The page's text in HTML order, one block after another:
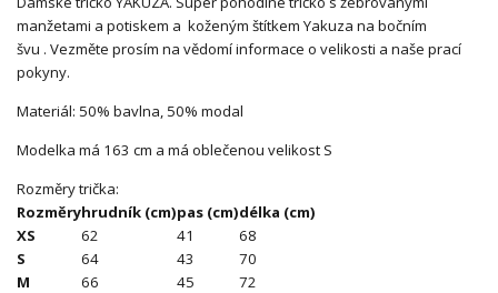
manžetami a potiskem a koženým štítkem Yakuza na bočním
švu . Vezměte prosím na vědomí informace o velikosti a naše prací
pokyny.
Materiál: 50% bavlna, 50% modal
Modelka má 163 cm a má oblečenou velikost S
Rozměry trička:
Rozměryhrudník (cm)pas (cm)délka (cm)
XS
62 41
68
S
64 43
70
M
66 45
72